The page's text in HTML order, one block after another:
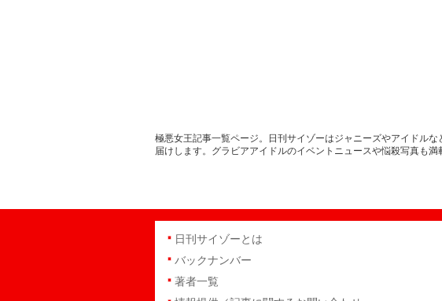
極悪女王記事一覧ページ。日刊サイゾーはジャニーズやアイドル
届けします。グラビアアイドルのイベントニュースや悩殺写真も
日刊サイゾーとは
バックナンバー
著者一覧